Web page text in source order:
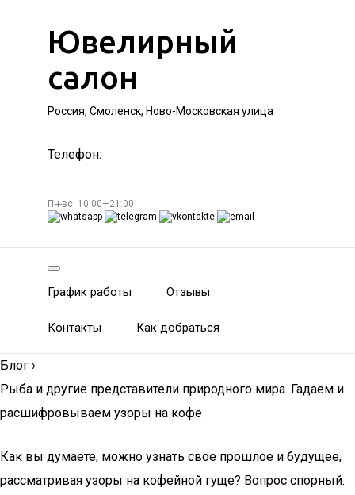
Ювелирный
салон
Россия, Смоленск, Ново-Московская улица
Телефон:
Пн-вс: 10:00—21:00
График работы Отзывы
Контакты Как добраться
Блог ›
Рыба и другие представители природного мира. Гадаем и
расшифровываем узоры на кофе
Как вы думаете, можно узнать свое прошлое и будущее,
рассматривая узоры на кофейной гуще? Вопрос спорный.